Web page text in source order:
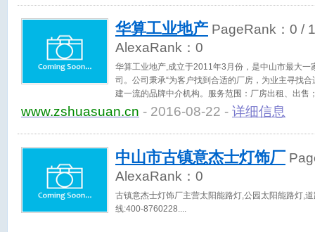
华算工业地产 PageRank： 0 /
AlexaRank： 0
华算工业地产,成立于2011年3月份，是中山市最大一
司。公司秉承“为客户找到合适的厂房，为业主寻找
建一流的品牌中介机构。服务范围：厂房出租、出售
业管理；土地咨询，招商策划； 项目代理等。中山
路，巩固中山工业地产排名第一的领先优势，力争成
成为全球持有物业面积最大的工业地产企业，从而实
www.zshuasuan.cn - 2016-08-22 - 详细信息
中山市古镇意杰士灯饰厂
AlexaRank： 0
古镇意杰士灯饰厂主营太阳能路灯,公园太阳能路灯,
线:400-8760228.